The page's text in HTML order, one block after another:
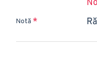
Notă